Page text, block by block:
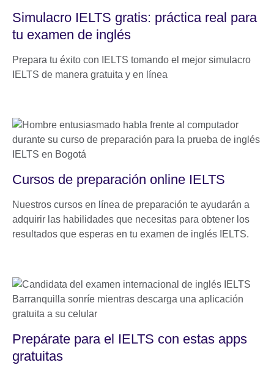
Simulacro IELTS gratis: práctica real para
tu examen de inglés
Prepara tu éxito con IELTS tomando el mejor simulacro
IELTS de manera gratuita y en línea
Cursos de preparación online IELTS
Nuestros cursos en línea de preparación te ayudarán a
adquirir las habilidades que necesitas para obtener los
resultados que esperas en tu examen de inglés IELTS.
Prepárate para el IELTS con estas apps
gratuitas